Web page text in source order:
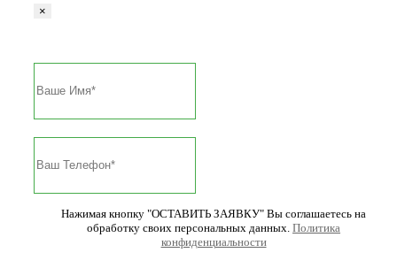
×
Нажимая кнопку "ОСТАВИТЬ ЗАЯВКУ" Вы соглашаетесь на
обработку своих персональных данных.Политика
конфиденциальности